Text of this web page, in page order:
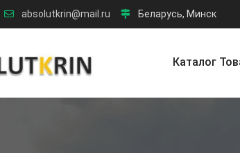
absolutkrin@mail.ru Беларусь, Минск
Каталог